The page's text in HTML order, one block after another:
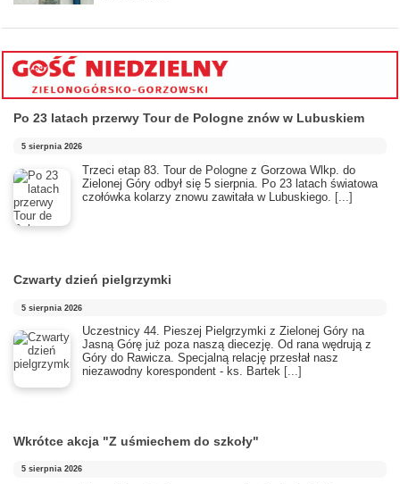
Po 23 latach przerwy Tour de Pologne znów w Lubuskiem
5 sierpnia 2026
Trzeci etap 83. Tour de Pologne z Gorzowa Wlkp. do
Zielonej Góry odbył się 5 sierpnia. Po 23 latach światowa
czołówka kolarzy znowu zawitała w Lubuskiego. [...]
Czwarty dzień pielgrzymki
5 sierpnia 2026
Uczestnicy 44. Pieszej Pielgrzymki z Zielonej Góry na
Jasną Górę już poza naszą diecezję. Od rana wędrują z
Góry do Rawicza. Specjalną relację przesłał nasz
niezawodny korespondent - ks. Bartek [...]
Wkrótce akcja "Z uśmiechem do szkoły"
5 sierpnia 2026